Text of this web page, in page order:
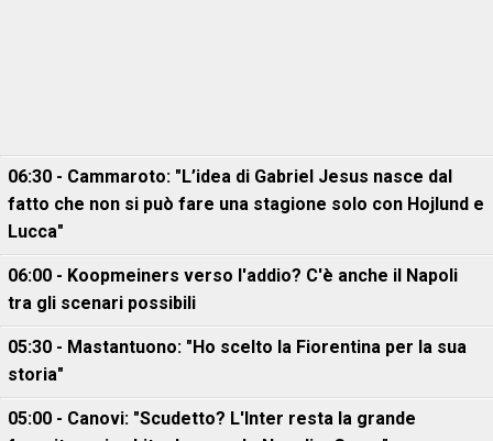
06:30 - Cammaroto: "L’idea di Gabriel Jesus nasce dal
fatto che non si può fare una stagione solo con Hojlund e
Lucca"
06:00 - Koopmeiners verso l'addio? C'è anche il Napoli
tra gli scenari possibili
05:30 - Mastantuono: "Ho scelto la Fiorentina per la sua
storia"
05:00 - Canovi: "Scudetto? L'Inter resta la grande